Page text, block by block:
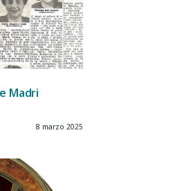
Madri
8 marzo 2025